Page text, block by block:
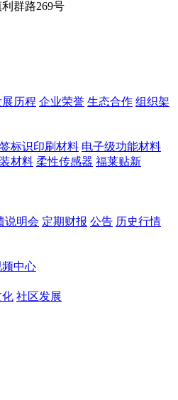
群路269号
展历程 企业荣誉 生态合作 组织架
标识印刷材料 电子级功能材料
材料 柔性传感器 福莱贴新
说明会 定期财报 公告 历史行情
频中心
化 社区发展